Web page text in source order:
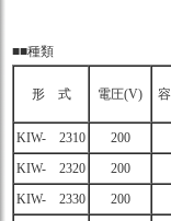
■■種類
形 式 電圧(V)
KIW- 2310
200
KIW- 2320
200
KIW- 2330
200